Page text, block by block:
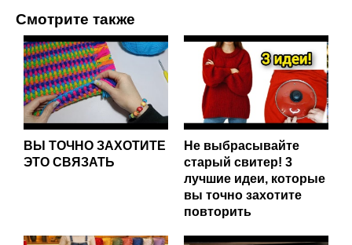
Смотрите также
ВЫ ТОЧНО ЗАХОТИТЕ
ЭТО СВЯЗАТЬ
Не выбрасывайте
старый свитер! 3
лучшие идеи, которые
вы точно захотите
повторить